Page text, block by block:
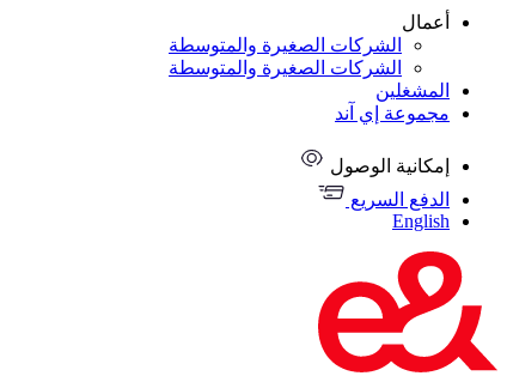
أعمال
الشركات الصغيرة والمتوسطة
الشركات الصغيرة والمتوسطة
المشغلين
مجموعة إي آند
إمكانية الوصول
الدفع السريع
English